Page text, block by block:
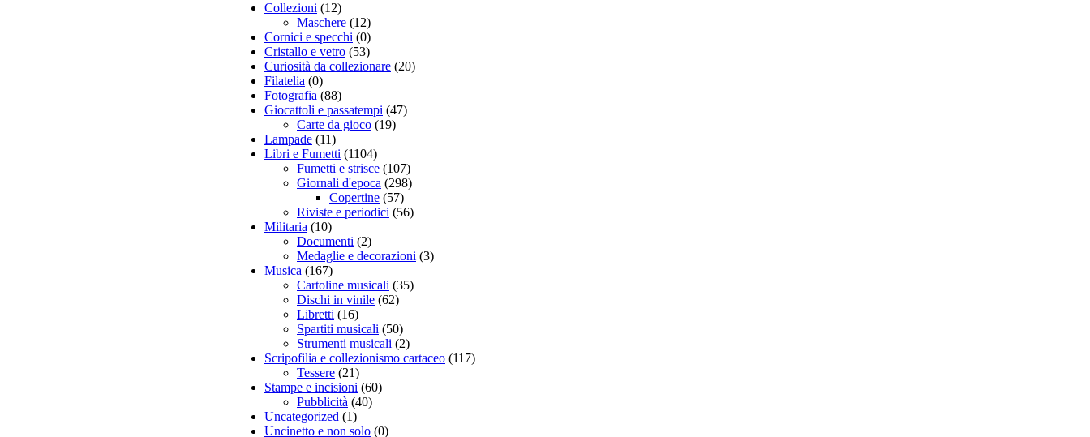
Collezioni (12)
Maschere (12)
Cornici e specchi (0)
Cristallo e vetro (53)
Curiosità da collezionare (20)
Filatelia (0)
Fotografia (88)
Giocattoli e passatempi (47)
Carte da gioco (19)
Lampade (11)
Libri e Fumetti (1104)
Fumetti e strisce (107)
Giornali d'epoca (298)
Copertine (57)
Riviste e periodici (56)
Militaria (10)
Documenti (2)
Medaglie e decorazioni (3)
Musica (167)
Cartoline musicali (35)
Dischi in vinile (62)
Libretti (16)
Spartiti musicali (50)
Strumenti musicali (2)
Scripofilia e collezionismo cartaceo (117)
Tessere (21)
Stampe e incisioni (60)
Pubblicità (40)
Uncategorized (1)
Uncinetto e non solo (0)